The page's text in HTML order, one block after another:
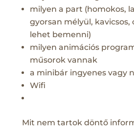
milyen a part (homokos,
gyorsan mélyül, kavicsos,
lehet bemenni)
milyen animációs
műsorok vannak
a minibár ingyenes vagy
Wifi
Mit nem tartok döntő